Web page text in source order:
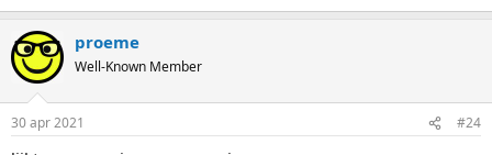
proeme
Well-Known Member
30 apr 2021 #24